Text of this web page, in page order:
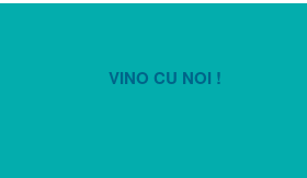
VINO CU NOI !